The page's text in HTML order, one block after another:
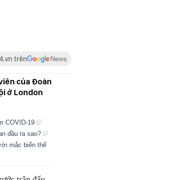
trên
của Đoàn
ở London
COVID-19
đầu ra sao?
mắc biến thể